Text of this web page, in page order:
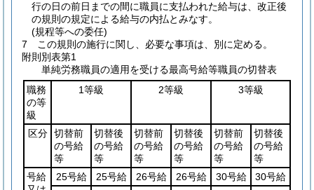
行の日の前日までの間に職員に支払われた給与は、改正後
の規則の規定による給与の内払とみなす。
(規程等への委任)
7
この規則の施行に関し、必要な事項は、別に定める。
附則別表第1
単純労務職員の適用を受ける最高号給等職員の切替表
職務
の等
級
1等級 2等級 3等級
区分 切替前
の号給
等
切替後
の号給
等
切替前
の号給
等
切替後
の号給
等
切替前
の号給
等
切替後
の号給
等
号給
25号給 25号給 26号給 26号給 30号給
30号給